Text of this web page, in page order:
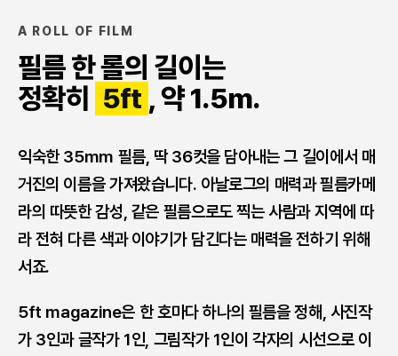
A ROLL OF FILM
필름 한 롤의 길이는
정확히
5ft , 약 1.5m.
익숙한 35mm 필름, 딱 36컷을 담아내는 그 길이에서 매
거진의 이름을 가져왔습니다. 아날로그의 매력과 필름카메
라의 따뜻한 감성, 같은 필름으로도 찍는 사람과 지역에 따
라 전혀 다른 색과 이야기가 담긴다는 매력을 전하기 위해
서죠.
5ft magazine은 한 호마다 하나의 필름을 정해, 사진작
가 3인과 글작가 1인, 그림작가 1인이 각자의 시선으로 이